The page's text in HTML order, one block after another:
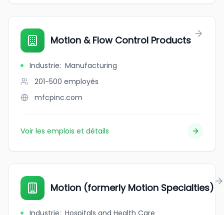
Motion & Flow Control Products
Industrie: Manufacturing
201-500 employés
mfcpinc.com
Voir les emplois et détails
Motion (formerly Motion Specialties)
Industrie: Hospitals and Health Care